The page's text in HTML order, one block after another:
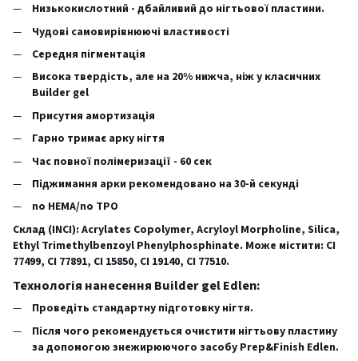
Низькокислотний - дбайливий до нігтьової пластини.
Чудові самовирівнюючі властивості
Середня пігментація
Висока твердість, але на 20% нижча, ніж у класичних
Builder gel
Присутня амортизація
Гарно тримає арку нігтя
Час повної полімеризації - 60 сек
Піджимання арки рекомендовано на 30-й секунді
no HEMA/no TPO
Склад (INCI): Acrylates Copolymer, Acryloyl Morpholine, Silica,
Ethyl Trimethylbenzoyl Phenylphosphinate. Може містити: CI
77499, CI 77891, CI 15850, CI 19140, CI 77510.
Технологія нанесення Builder gel Edlen:
Проведіть стандартну підготовку нігтя.
Після чого рекомендується очистити нігтьову пластину
за допомогою знежирюючого засобу Prep&Finish Edlen.